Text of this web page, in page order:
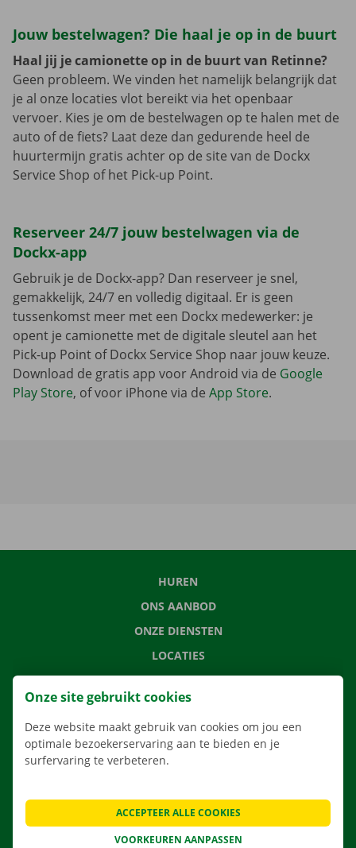
Jouw bestelwagen? Die haal je op in de buurt
Haal jij je camionette op in de buurt van Retinne?
Geen probleem. We vinden het namelijk belangrijk dat
je al onze locaties vlot bereikt via het openbaar
vervoer. Kies je om de bestelwagen op te halen met de
auto of de fiets? Laat deze dan gedurende heel de
huurtermijn gratis achter op de site van de Dockx
Service Shop of het Pick-up Point.
Reserveer 24/7 jouw bestelwagen via de
Dockx-app
Gebruik je de Dockx-app? Dan reserveer je snel,
gemakkelijk, 24/7 en volledig digitaal. Er is geen
tussenkomst meer met een Dockx medewerker: je
opent je camionette met de digitale sleutel aan het
Pick-up Point of Dockx Service Shop naar jouw keuze.
Download de gratis app voor Android via de Google
Play Store, of voor iPhone via de App Store.
HUREN
ONS AANBOD
ONZE DIENSTEN
LOCATIES
APP
VERHUISOPLOSSINGEN
VEELGESTELDE VRAGEN
NIEUWS
Onze site gebruikt cookies
Deze website maakt gebruik van cookies om jou een
optimale bezoekerservaring aan te bieden en je
surfervaring te verbeteren.
VOORKEUREN AANPASSEN
ACCEPTEER ALLE COOKIES